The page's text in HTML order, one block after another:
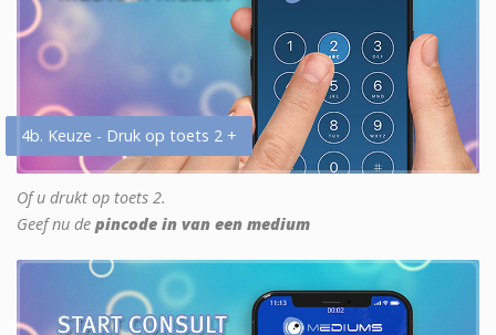
4b. Keuze - Druk op toets 2 +
Of u drukt op toets 2.
Geef nu de pincode in van een medium